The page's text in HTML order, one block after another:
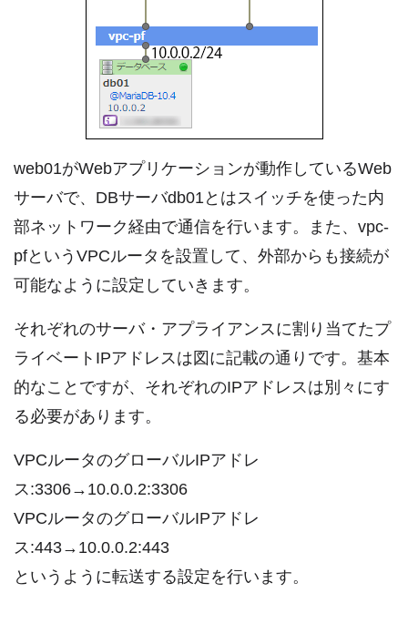
web01がWebアプリケーションが動作しているWeb
サーバで、DBサーバdb01とはスイッチを使った内
部ネットワーク経由で通信を行います。また、vpc-
pfというVPCルータを設置して、外部からも接続が
可能なように設定していきます。
それぞれのサーバ・アプライアンスに割り当てたプ
ライベートIPアドレスは図に記載の通りです。基本
的なことですが、それぞれのIPアドレスは別々にす
る必要があります。
VPCルータのグローバルIPアドレ
ス:3306→10.0.0.2:3306
VPCルータのグローバルIPアドレ
ス:443→10.0.0.2:443
というように転送する設定を行います。